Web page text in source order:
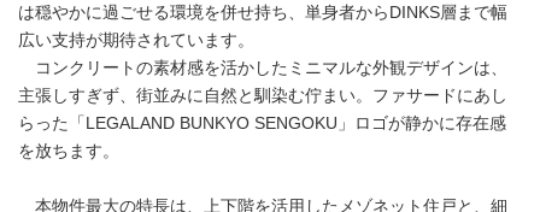
は穏やかに過ごせる環境を併せ持ち、単身者からDINKS層まで幅
広い支持が期待されています。
コンクリートの素材感を活かしたミニマルな外観デザインは、
主張しすぎず、街並みに自然と馴染む佇まい。ファサードにあし
らった「LEGALAND BUNKYO SENGOKU」ロゴが静かに存在感
を放ちます。
本物件最大の特長は、上下階を活用したメゾネット住戸と、細